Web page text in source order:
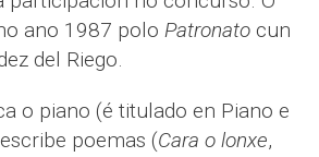
ano 1987 polo Patronato cun
del Riego.
o piano (é titulado en Piano e
poemas (Cara o lonxe,